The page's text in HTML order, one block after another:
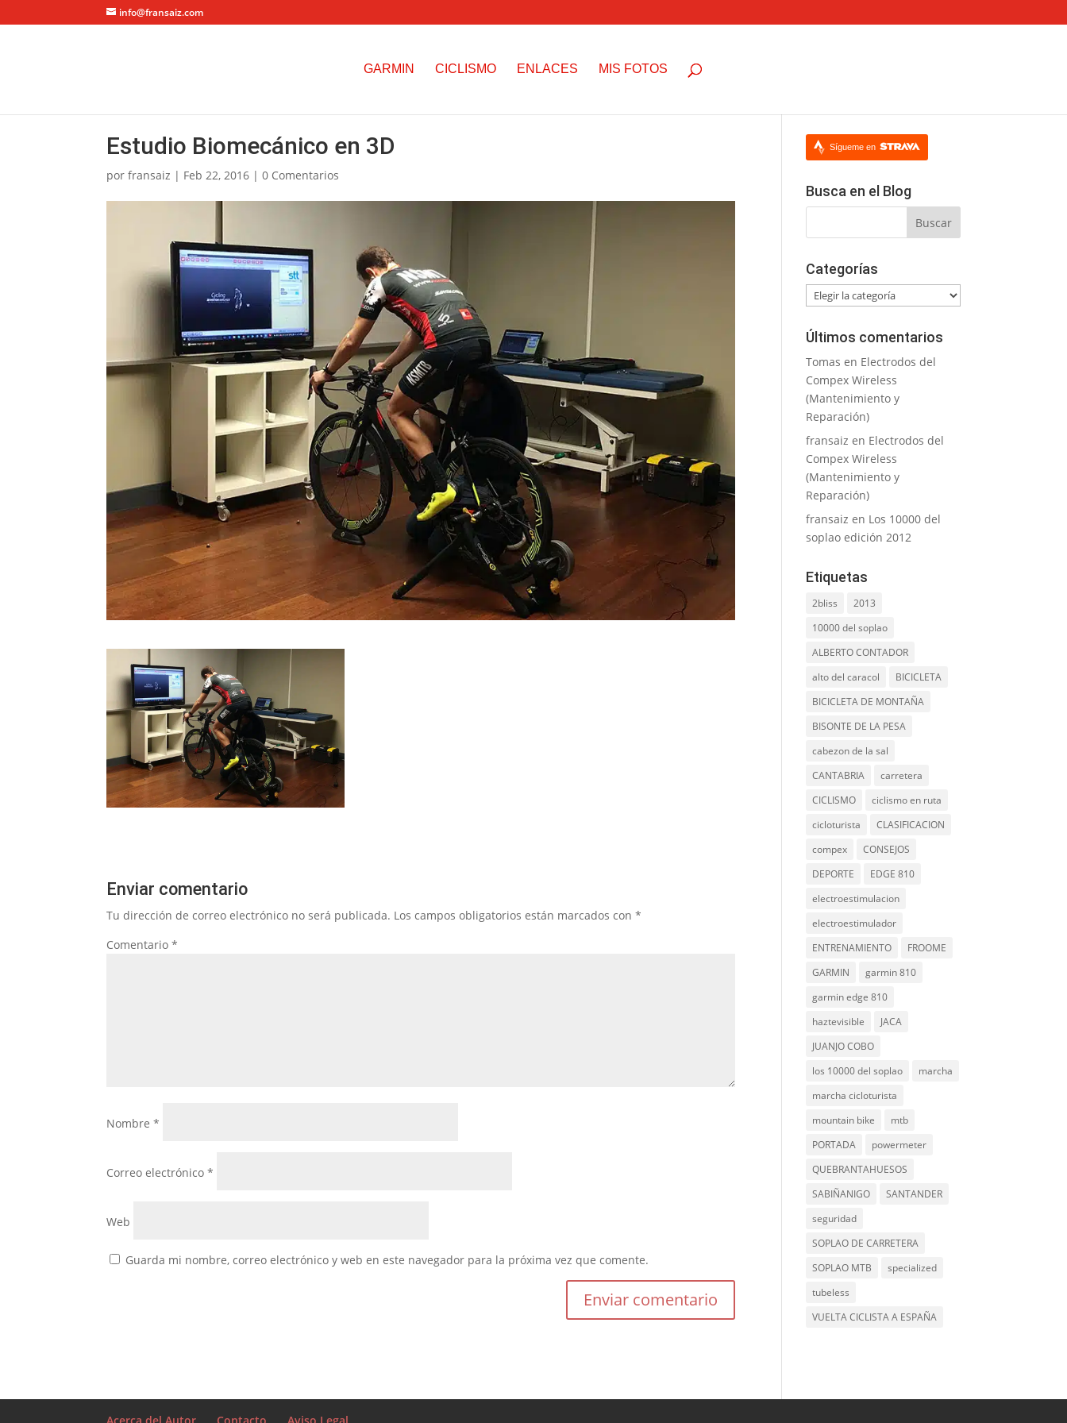
info@fransaiz.com
GARMIN CICLISMO ENLACES MIS FOTOS
Estudio Biomecánico en 3D
porfransaiz | Feb 22, 2016 |0 Comentarios
Enviar comentario
Tu dirección de correo electrónico no será publicada. Los campos obligatorios están marcados con*
Comentario*
Nombre*
Correo electrónico*
Web
Guarda mi nombre, correo electrónico y web en este navegador para la próxima vez que comente.
Sígueme en
Busca en el Blog
Categorías
Categorías
Últimos comentarios
Tomas en Electrodos del
Compex Wireless
(Mantenimiento y
Reparación)
fransaiz en Electrodos del
Compex Wireless
(Mantenimiento y
Reparación)
fransaiz en Los 10000 del
soplao edición 2012
Etiquetas
2bliss
2013
10000 del soplao
ALBERTO CONTADOR
alto del caracol
BICICLETA
BICICLETA DE MONTAÑA
BISONTE DE LA PESA
cabezon de la sal
CANTABRIA
carretera
CICLISMO
ciclismo en ruta
cicloturista
CLASIFICACION
compex
CONSEJOS
DEPORTE
EDGE 810
electroestimulacion
electroestimulador
ENTRENAMIENTO
FROOME
GARMIN
garmin 810
garmin edge 810
haztevisible
JACA
JUANJO COBO
los 10000 del soplao
marcha
marcha cicloturista
mountain bike
mtb
PORTADA
powermeter
QUEBRANTAHUESOS
SABIÑANIGO
SANTANDER
seguridad
SOPLAO DE CARRETERA
SOPLAO MTB
specialized
tubeless
VUELTA CICLISTA A ESPAÑA